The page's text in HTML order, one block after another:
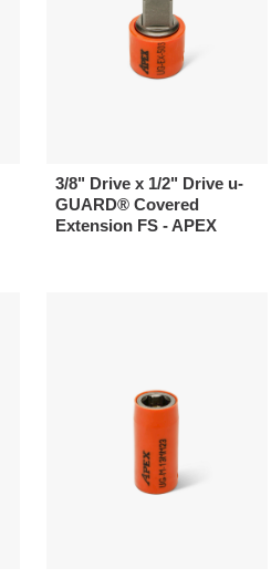
3/8" Drive x 1/2" Drive u-
GUARD® Covered
Extension FS - APEX